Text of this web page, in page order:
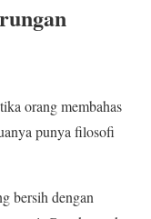
orang membahas
punya filosofi
bersih dengan